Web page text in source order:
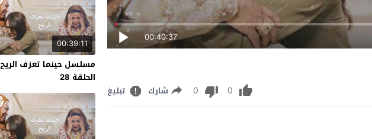
00:40:37
0
0 شارك تبليغ
00:39:11
مسلسل حينما تعزف الريح
الحلقة 28